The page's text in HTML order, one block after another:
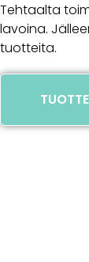
Tehtaalta
lavoina.
tuotteita.